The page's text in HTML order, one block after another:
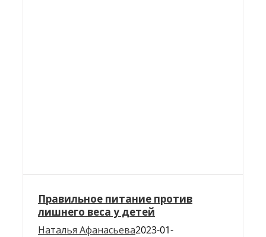
Правильное питание против
лишнего веса у детей
Наталья Афанасьева2023-01-